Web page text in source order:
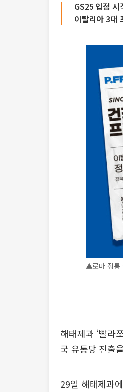
GS25 입점 시
이탈리아 3대
▲로마 정통
해태제과 ‘빨라
국 유통망 진출
29일 해태제과